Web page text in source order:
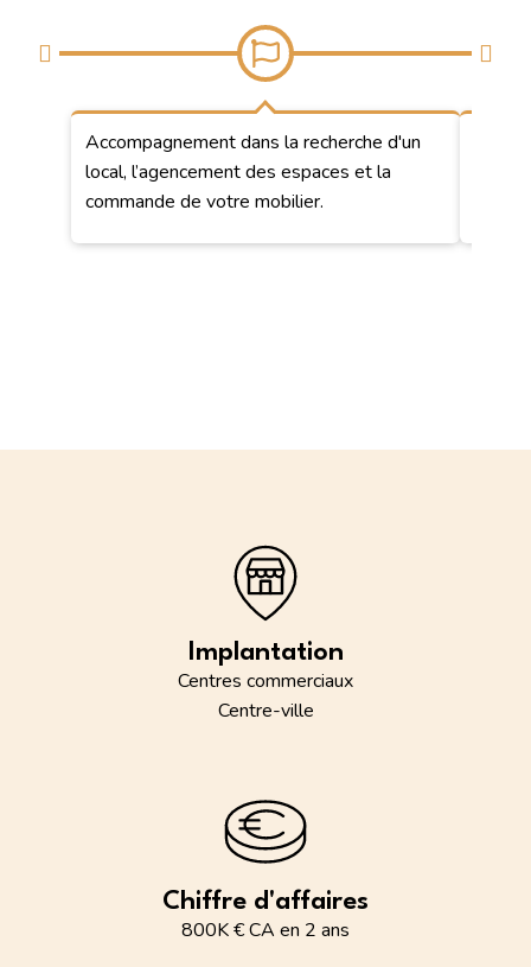
Accompagnement dans la recherche d'un
local, l’agencement des espaces et la
commande de votre mobilier.
Implantation
Centres commerciaux
Centre-ville
Chiffre d'affaires
800K € CA en 2 ans